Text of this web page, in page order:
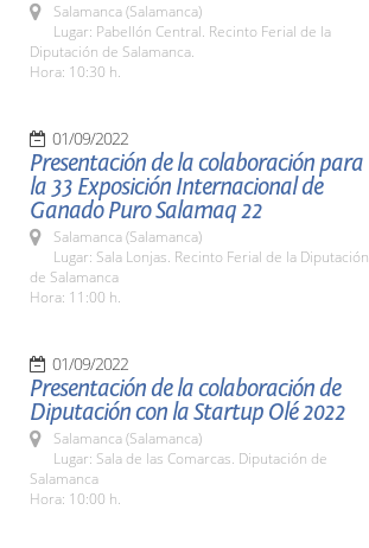
Salamanca (Salamanca)
Lugar: Pabellón Central. Recinto Ferial de la
Diputación de Salamanca.
Hora: 10:30 h.
01/09/2022
Presentación de la colaboración para
la 33 Exposición Internacional de
Ganado Puro Salamaq 22
Salamanca (Salamanca)
Lugar: Sala Lonjas. Recinto Ferial de la Diputación
de Salamanca
Hora: 11:00 h.
01/09/2022
Presentación de la colaboración de
Diputación con la Startup Olé 2022
Salamanca (Salamanca)
Lugar: Sala de las Comarcas. Diputación de
Salamanca
Hora: 10:00 h.